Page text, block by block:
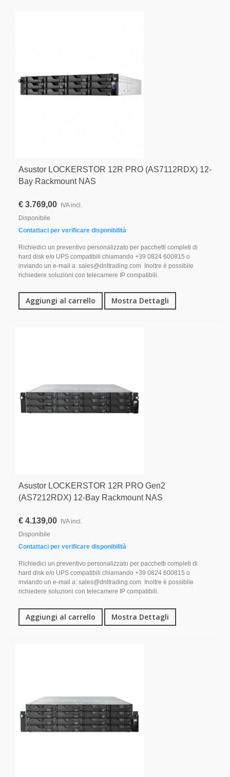
Asustor LOCKERSTOR 12R PRO (AS7112RDX) 12-
Bay Rackmount NAS
€ 3.769,00
IVA incl.
Disponibile
Contattaci per verificare disponibilità
Richiedici un preventivo personalizzato per pacchetti completi di
hard disk e/o UPS compatibili chiamando +39 0824 600815 o
inviando un e-mail a: sales@dnltrading.com Inoltre è possibile
richiedere soluzioni con telecamere IP compatibili.
Aggiungi al carrello Mostra Dettagli
Asustor LOCKERSTOR 12R PRO Gen2
(AS7212RDX) 12-Bay Rackmount NAS
€ 4.139,00 IVA incl.
Disponibile
Contattaci per verificare disponibilità
Richiedici un preventivo personalizzato per pacchetti completi di
hard disk e/o UPS compatibili chiamando +39 0824 600815 o
inviando un e-mail a: sales@dnltrading.com Inoltre è possibile
richiedere soluzioni con telecamere IP compatibili.
Aggiungi al carrello Mostra Dettagli